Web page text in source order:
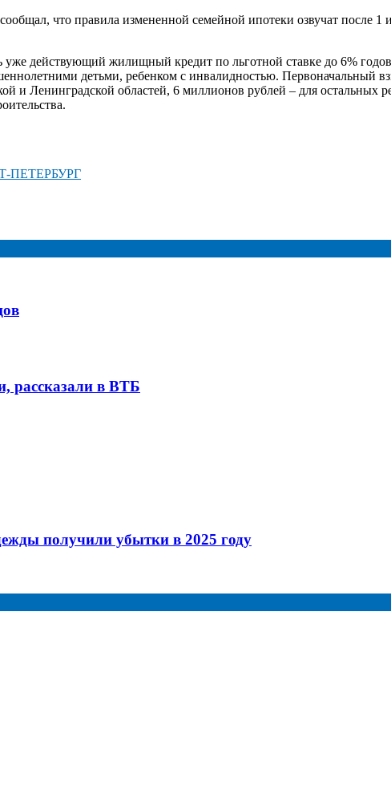
что правила измененной семейной ипотеки озвучат после 1
действующий жилищный кредит по льготной ставке до 6%
детьми, ребенком с инвалидностью. Первоначальный
и Ленинградской областей, 6 миллионов рублей – для остальных
ПЕТЕРБУРГ
рассказали в ВТБ
получили убытки в 2025 году